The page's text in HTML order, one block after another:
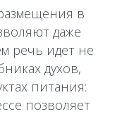
в
даже
речь идет не
духов,
питания:
позволяет